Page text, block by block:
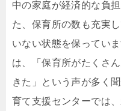
中の家庭が経済的な負
た、保育所の数も充実
いない状態を保ってい
は、「保育所がたくさ
きた」という声が多く
育て支援センターでは